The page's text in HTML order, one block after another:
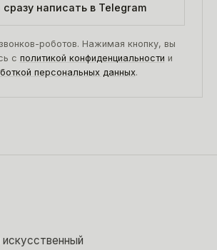
сразу написать в Telegram
роботов. Нажимая кнопку, вы
с политикой конфиденциальности и
персональных данных.